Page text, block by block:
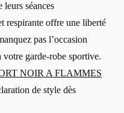
leurs séances
respirante offre une liberté
pas l’occasion
votre garde-robe sportive.
NOIR A FLAMMES
de style dès